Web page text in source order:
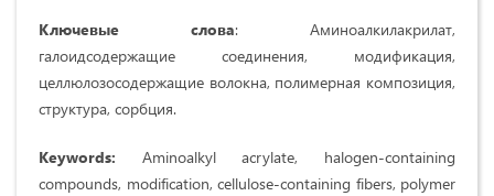
Ключевые слова: Аминоалкилакрилат,
галоидсодержащие соединения, модификация,
целлюлозосодержащие волокна, полимерная композиция,
структура, сорбция.
Keywords: Aminoalkyl acrylate, halogen-containing
compounds, modification, cellulose-containing fibers, polymer